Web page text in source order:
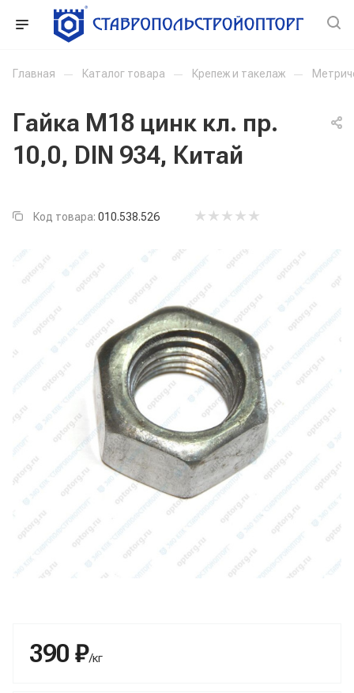
Главная — Каталог товара — Крепеж и такелаж —
Гайка М18 цинк кл. пр.
10,0, DIN 934, Китай
Код товара: 010.538.526
390 ₽/кг